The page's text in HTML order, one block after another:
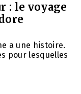
: le voyage
a une histoire.
pour lesquelles